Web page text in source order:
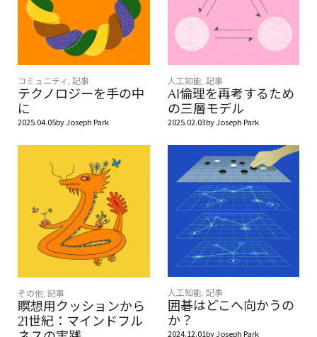
コミュニティ , 記事
テクノロジーを手の中
に
2025.04.05byJoseph Park
人工知能, 記事
AI倫理を再考するため
の三層モデル
2025.02.03byJoseph Park
その他, 記事
瞑想用クッションから
21世紀：マインドフル
人工知能, 記事
囲碁はどこへ向かうの
か？
2024.12.01byJoseph Park